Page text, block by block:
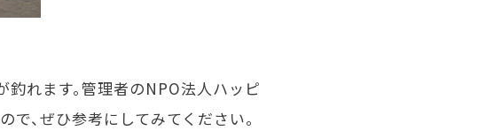
れます。管理者のNPO法人ハッピ
、ぜひ参考にしてみてください。